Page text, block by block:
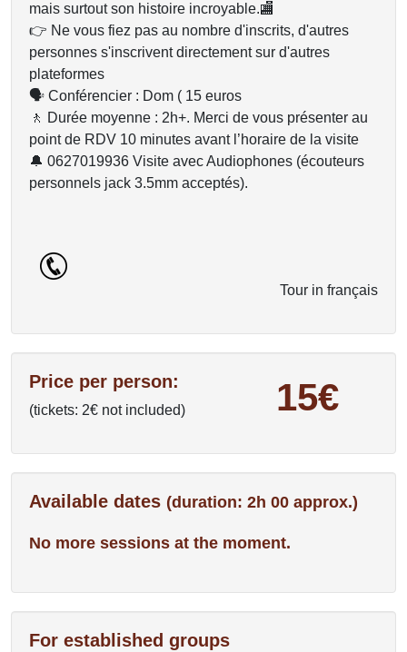
mais surtout son histoire incroyable.🏬
👉 Ne vous fiez pas au nombre d'inscrits, d'autres
personnes s'inscrivent directement sur d'autres
plateformes
🗣 Conférencier : Dom ( 15 euros
🚶 Durée moyenne : 2h+. Merci de vous présenter au
point de RDV 10 minutes avant l’horaire de la visite
🔔 0627019936 Visite avec Audiophones (écouteurs
personnels jack 3.5mm acceptés).
Tour in français
Price per person:
(tickets: 2€ not included) 15€
Available dates (duration: 2h 00 approx.)
No more sessions at the moment.
For established groups